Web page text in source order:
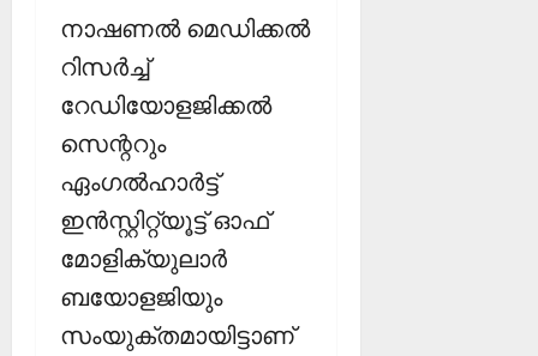
നാഷണല്‍ മെഡിക്കല്‍
റിസര്‍ച്ച്
റേഡിയോളജിക്കല്‍
സെന്ററും
ഏംഗല്‍ഹാര്‍ട്ട്
ഇന്‍സ്റ്റിറ്റ്യൂട്ട് ഓഫ്
മോളിക്യുലാര്‍
ബയോളജിയും
സംയുക്തമായിട്ടാണ്